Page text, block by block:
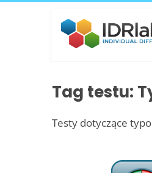
Tag testu:
Testy dotyczące